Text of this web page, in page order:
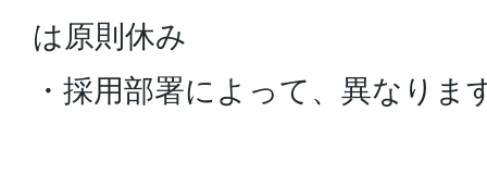
は原則休み
・採用部署によって、異なりま